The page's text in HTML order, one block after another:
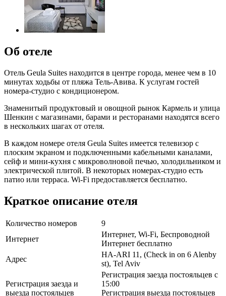
Об отеле
Отель Geula Suites находится в центре города, менее чем в 10
минутах ходьбы от пляжа Тель-Авива. К услугам гостей
номера-студио с кондиционером.
Знаменитый продуктовый и овощной рынок Кармель и улица
Шенкин с магазинами, барами и ресторанами находятся всего
в нескольких шагах от отеля.
В каждом номере отеля Geula Suites имеется телевизор с
плоским экраном и подключенными кабельными каналами,
сейф и мини-кухня с микроволновой печью, холодильником и
электрической плитой. В некоторых номерах-студио есть
патио или терраса. Wi-Fi предоставляется бесплатно.
Краткое описание отеля
Количество номеров
9
Интернет
Интернет, Wi-Fi, Беспроводной
Интернет бесплатно
Адрес
HA-ARI 11, (Check in on 6 Alenby
st), Tel Aviv
Регистрация заезда и
выезда постояльцев
Регистрация заезда постояльцев с
15:00
Регистрация выезда постояльцев